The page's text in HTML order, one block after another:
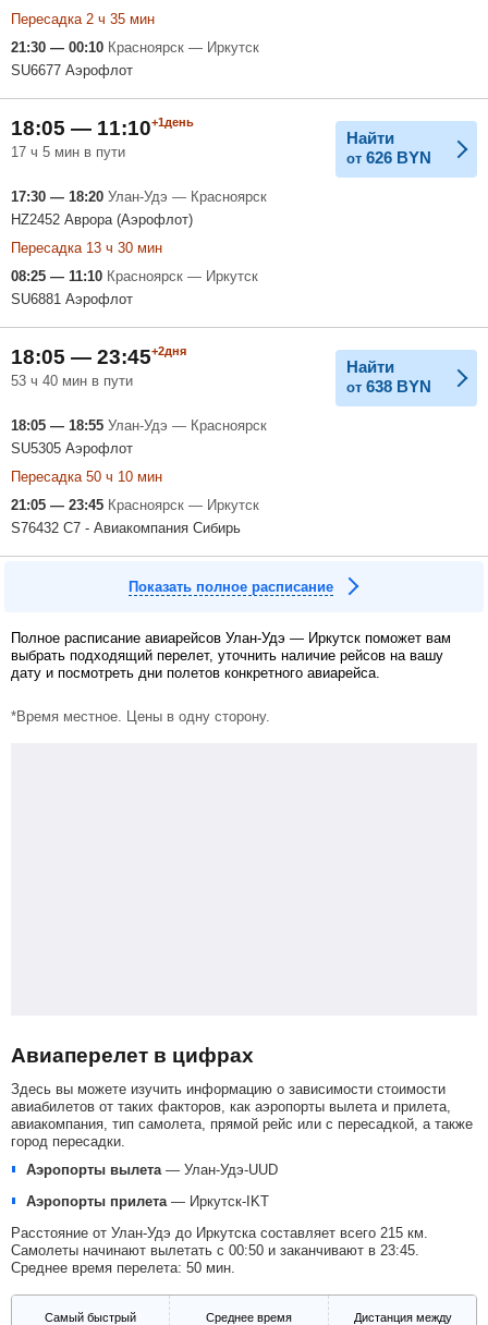
Пересадка 2 ч 35 мин
21:30 — 00:10 Красноярск — Иркутск
SU6677 Аэрофлот
18:05 — 11:10+1день
17 ч 5 мин в пути
Найти
от 626 BYN
17:30 — 18:20 Улан-Удэ — Красноярск
HZ2452 Аврора (Аэрофлот)
Пересадка 13 ч 30 мин
08:25 — 11:10 Красноярск — Иркутск
SU6881 Аэрофлот
18:05 — 23:45+2дня
53 ч 40 мин в пути
Найти
от 638 BYN
18:05 — 18:55 Улан-Удэ — Красноярск
SU5305 Аэрофлот
Пересадка 50 ч 10 мин
21:05 — 23:45 Красноярск — Иркутск
S76432 С7 - Авиакомпания Сибирь
Показать полное расписание
Полное расписание авиарейсов Улан-Удэ — Иркутск поможет вам
выбрать подходящий перелет, уточнить наличие рейсов на вашу
дату и посмотреть дни полетов конкретного авиарейса.
*Время местное. Цены в одну сторону.
Авиаперелет в цифрах
Здесь вы можете изучить информацию о зависимости стоимости
авиабилетов от таких факторов, как аэропорты вылета и прилета,
авиакомпания, тип самолета, прямой рейс или с пересадкой, а также
город пересадки.
Аэропорты вылета — Улан-Удэ-UUD
Аэропорты прилета — Иркутск-IKT
Расстояние от Улан-Удэ до Иркутска составляет всего 215 км.
Самолеты начинают вылетать с 00:50 и заканчивают в 23:45.
Среднее время перелета: 50 мин.
Самый быстрый
Среднее время
Дистанция между